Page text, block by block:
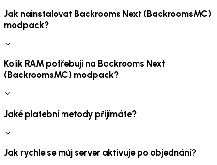
Jak nainstalovat Backrooms Next (BackroomsMC)
modpack?
Kolik RAM potřebuji na Backrooms Next
(BackroomsMC) modpack?
Jaké platební metody přijímáte?
Jak rychle se můj server aktivuje po objednání?